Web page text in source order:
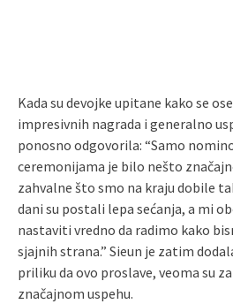
Kada su devojke upitane kako se
impresivnih nagrada i generalno
ponosno odgovorila: “Samo
ceremonijama je bilo nešto
zahvalne što smo na kraju dobile
dani su postali lepa sećanja, a mi
nastaviti vredno da radimo kako
sjajnih strana.” Sieun je zatim
priliku da ovo proslave, veoma su
značajnom uspehu.